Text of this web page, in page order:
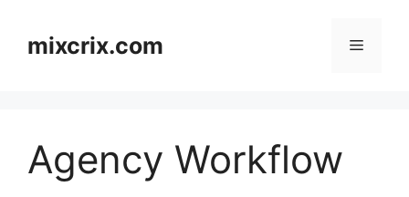
contentmixcrix.com Menu
Agency Workflow